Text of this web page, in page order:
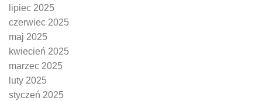
lipiec 2025
czerwiec 2025
maj 2025
kwiecień 2025
marzec 2025
luty 2025
styczeń 2025